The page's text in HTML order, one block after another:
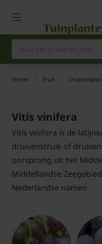
Home Fruit
Vitis vinifera
Vitis vinifera is de
druivenstruik of
oorsprong uit het
Middellandse
Nederlandse namen.